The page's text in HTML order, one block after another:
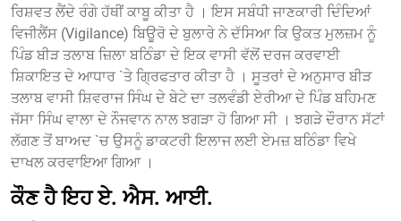
ਰਿਸ਼ਵਤ ਲੈਂਦੇ ਰੰਗੇ ਹੱਥੀਂ ਕਾਬੂ ਕੀਤਾ ਹੈ । ਇਸ ਸਬੰਧੀ ਜਾਣਕਾਰੀ ਦਿੰਦਿਆਂ
ਵਿਜੀਲੈਂਸ (Vigilance) ਬਿਊਰੋ ਦੇ ਬੁਲਾਰੇ ਨੇ ਦੱਸਿਆ ਕਿ ਉਕਤ ਮੁਲਜ਼ਮ ਨੂੰ
ਪਿੰਡ ਬੀੜ ਤਲਾਬ ਜ਼ਿਲਾ ਬਠਿੰਡਾ ਦੇ ਇਕ ਵਾਸੀ ਵੱਲੋਂ ਦਰਜ ਕਰਵਾਈ
ਸ਼ਿਕਾਇਤ ਦੇ ਆਧਾਰ `ਤੇ ਗ੍ਰਿਫਤਾਰ ਕੀਤਾ ਹੈ । ਸੂਤਰਾਂ ਦੇ ਅਨੁਸਾਰ ਬੀੜ
ਤਲਾਬ ਵਾਸੀ ਸ਼ਿਵਰਾਜ ਸਿੰਘ ਦੇ ਬੇਟੇ ਦਾ ਤਲਵੰਡੀ ਏਰੀਆ ਦੇ ਪਿੰਡ ਬਹਿਮਣ
ਜੱਸਾ ਸਿੰਘ ਵਾਲਾ ਦੇ ਨੌਜਵਾਨ ਨਾਲ ਝਗੜਾ ਹੋ ਗਿਆ ਸੀ । ਝਗੜੇ ਦੌਰਾਨ ਸੱਟਾਂ
ਲੱਗਣ ਤੋਂ ਬਾਅਦ `ਚ ਉਸਨੂੰ ਡਾਕਟਰੀ ਇਲਾਜ ਲਈ ਏਮਜ਼ ਬਠਿੰਡਾ ਵਿਖੇ
ਦਾਖਲ ਕਰਵਾਇਆ ਗਿਆ ।
ਕੌਣ ਹੈ ਇਹ ਏ. ਐਸ. ਆਈ.